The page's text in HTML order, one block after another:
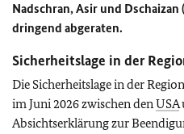
Nadschran, Asir und
dringend abgeraten.
Sicherheitslage in der
Die Sicherheitslage in der
im Juni 2026 zwischen denUSA
Absichtserklärung zur